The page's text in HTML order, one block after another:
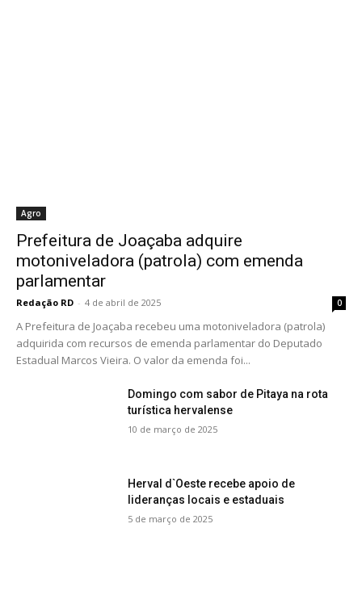
Agro
Prefeitura de Joaçaba adquire
motoniveladora (patrola) com emenda
parlamentar
Redação RD - 4 de abril de 2025 0
A Prefeitura de Joaçaba recebeu uma motoniveladora (patrola)
adquirida com recursos de emenda parlamentar do Deputado
Estadual Marcos Vieira. O valor da emenda foi...
Domingo com sabor de Pitaya na rota
turística hervalense
10 de março de 2025
Herval d`Oeste recebe apoio de
lideranças locais e estaduais
5 de março de 2025